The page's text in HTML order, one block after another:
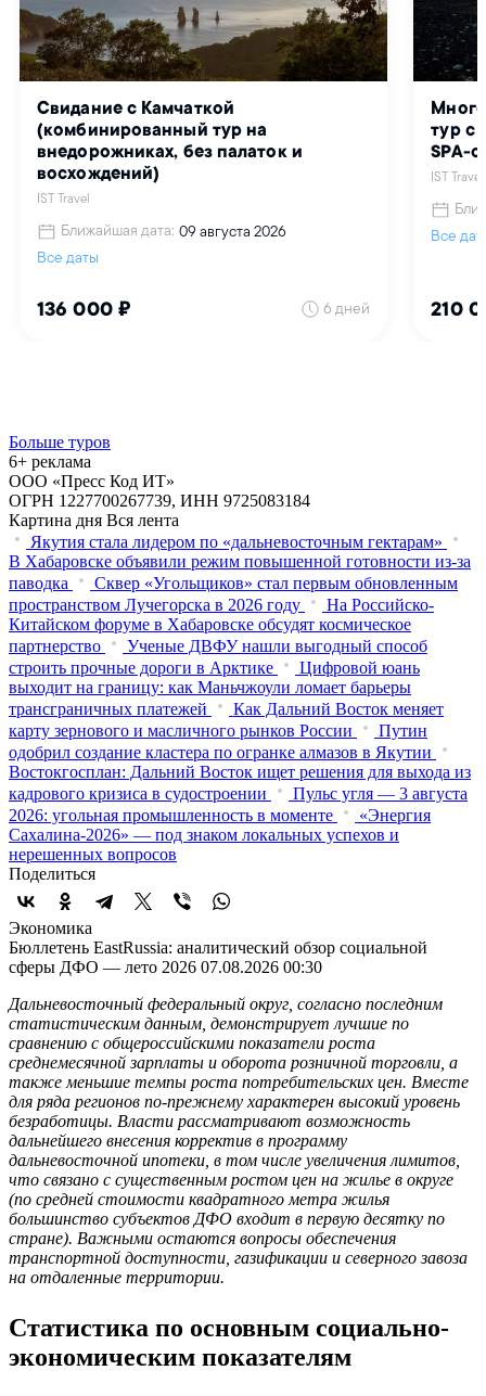
Больше туров
6+ реклама
ООО «Пресс Код ИТ»
ОГРН 1227700267739, ИНН 9725083184
Картина дня Вся лента
Якутия стала лидером по «дальневосточным гектарам»
В Хабаровске объявили режим повышенной готовности из‑за
паводка
Сквер «Угольщиков» стал первым обновленным
пространством Лучегорска в 2026 году
На Российско-
Китайском форуме в Хабаровске обсудят космическое
партнерство
Ученые ДВФУ нашли выгодный способ
строить прочные дороги в Арктике
Цифровой юань
выходит на границу: как Маньчжоули ломает барьеры
трансграничных платежей
Как Дальний Восток меняет
карту зернового и масличного рынков России
Путин
одобрил создание кластера по огранке алмазов в Якутии
Востокгосплан: Дальний Восток ищет решения для выхода из
кадрового кризиса в судостроении
Пульс угля — 3 августа
2026: угольная промышленность в моменте
«Энергия
Сахалина-2026» — под знаком локальных успехов и
нерешенных вопросов
Поделиться
Экономика
Бюллетень EastRussia: аналитический обзор социальной
сферы ДФО — лето 2026 07.08.2026 00:30
Дальневосточный федеральный округ, согласно последним
статистическим данным, демонстрирует лучшие по
сравнению с общероссийскими показатели роста
среднемесячной зарплаты и оборота розничной торговли, а
также меньшие темпы роста потребительских цен. Вместе
для ряда регионов по-прежнему характерен высокий уровень
безработицы. Власти рассматривают возможность
дальнейшего внесения корректив в программу
дальневосточной ипотеки, в том числе увеличения лимитов,
что связано с существенным ростом цен на жилье в округе
(по средней стоимости квадратного метра жилья
большинство субъектов ДФО входит в первую десятку по
стране). Важными остаются вопросы обеспечения
транспортной доступности, газификации и северного завоза
на отдаленные территории.
Статистика по основным социально-
экономическим показателям